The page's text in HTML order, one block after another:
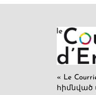
« Le
հիմնված